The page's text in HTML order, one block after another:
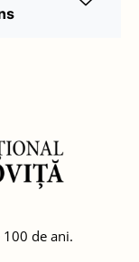
de ani.